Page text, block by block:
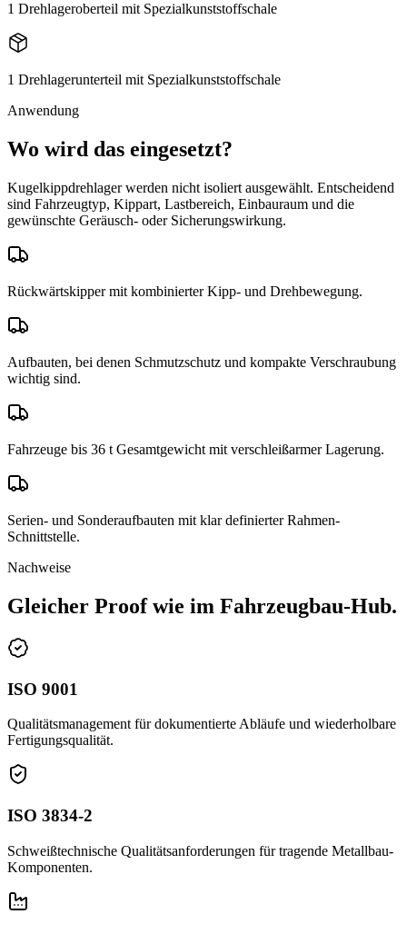
1 Drehlageroberteil mit Spezialkunststoffschale
1 Drehlagerunterteil mit Spezialkunststoffschale
Anwendung
Wo wird das eingesetzt?
Kugelkippdrehlagerwerden nicht isoliert ausgewählt. Entscheidend
sind Fahrzeugtyp, Kippart, Lastbereich, Einbauraum und die
gewünschte Geräusch- oder Sicherungswirkung.
Rückwärtskipper mit kombinierter Kipp- und Drehbewegung.
Aufbauten, bei denen Schmutzschutz und kompakte Verschraubung
wichtig sind.
Fahrzeuge bis 36 t Gesamtgewicht mit verschleißarmer Lagerung.
Serien- und Sonderaufbauten mit klar definierter Rahmen-
Schnittstelle.
Nachweise
Gleicher Proof wie im Fahrzeugbau-Hub.
ISO 9001
Qualitätsmanagement für dokumentierte Abläufe und wiederholbare
Fertigungsqualität.
ISO 3834-2
Schweißtechnische Qualitätsanforderungen für tragende Metallbau-
Komponenten.